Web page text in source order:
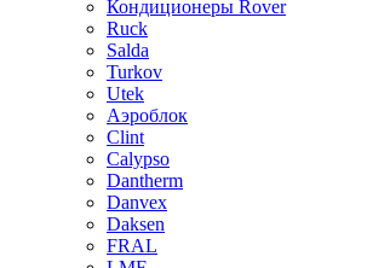
Кондиционеры Rover
Ruck
Salda
Turkov
Utek
Аэроблок
Clint
Calypso
Dantherm
Danvex
Daksen
FRAL